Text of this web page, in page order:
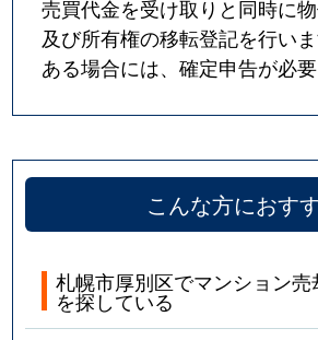
売買代金を受け取りと同時に
及び所有権の移転登記を行い
ある場合には、確定申告が必要
こんな方におす
札幌市厚別区でマンション
を探している